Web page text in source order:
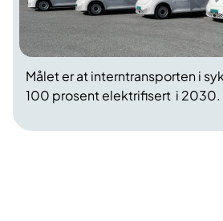
Målet er at interntransporten i
100 prosent elektrifisert i 2030.